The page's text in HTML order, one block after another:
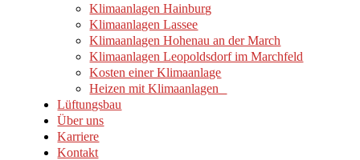
Klimaanlagen Hainburg
Klimaanlagen Lassee
Klimaanlagen Hohenau an der March
Klimaanlagen Leopoldsdorf im Marchfeld
Kosten einer Klimaanlage
Heizen mit Klimaanlagen
Lüftungsbau
Über uns
Karriere
Kontakt